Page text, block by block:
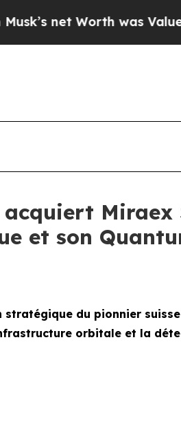
was Valued at More
acquiert
et son
stratégique du pionnier
orbitale et la